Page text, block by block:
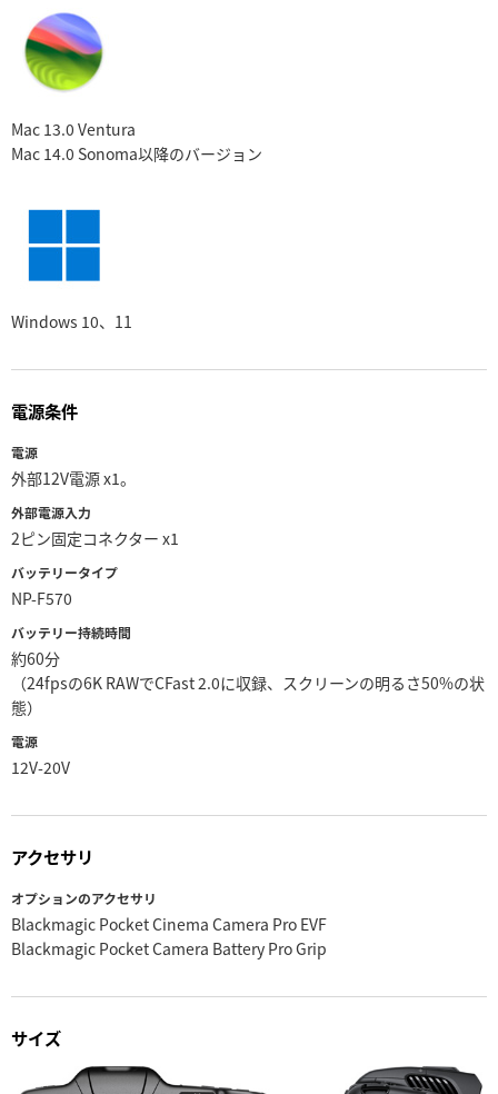
Mac 13.0 Ventura
Mac 14.0 Sonoma以降のバージョン
Windows 10、11
電源条件
電源
外部12V電源 x1。
外部電源入力
2ピン固定コネクター x1
バッテリータイプ
NP-F570
バッテリー持続時間
約60分
（24fpsの6K RAWでCFast 2.0に収録、スクリーンの明るさ50%の状
態）
電源
12V-20V
アクセサリ
オプションのアクセサリ
Blackmagic Pocket Cinema Camera Pro EVF
Blackmagic Pocket Camera Battery Pro Grip
サイズ